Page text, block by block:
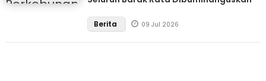
Berita 09 Jul 2026